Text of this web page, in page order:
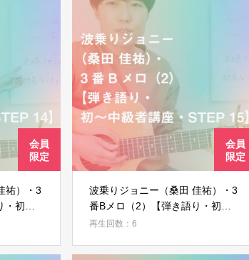
祐）・3
初～
波乗りジョニー（桑田 佳祐）・3
番Bメロ（2）【弾き語り・初～
中級者講座・STEP 15】
再生回数：6
ログイン
ログイン情報を記憶する